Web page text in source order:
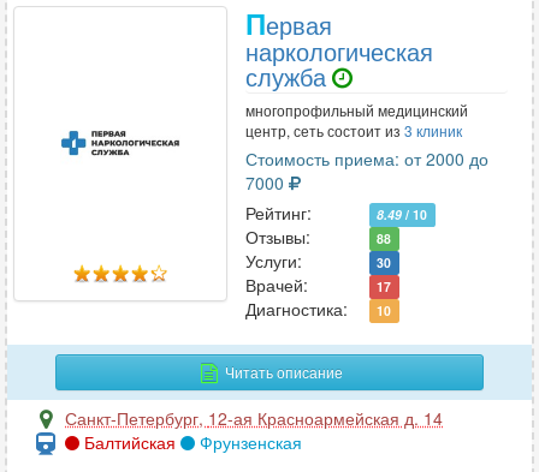
Травматология
Травматология-ортопедия
1
У
Первая
наркологическая
служба
многопрофильный медицинский
центр, сеть состоит из 3 клиник
Стоимость приема: от 2000 до
7000
Рейтинг:
8.49 / 10
Отзывы: 88
Услуги: 30
Врачей: 17
Диагностика: 10
Читать описание
Санкт-Петербург, 12-ая Красноармейская д. 14
Балтийская
Фрунзенская